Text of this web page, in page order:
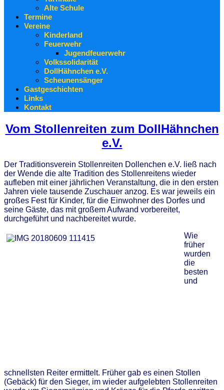
Alte Schule
Termine
Vereine
Kinderland
Feuerwehr
Jugendfeuerwehr
Volkssolidarität
DollHähnchen e.V.
Scheunensänger
Gastgeschichten
Links
Kontakt
Vom Stollenreiten zum DollHähnchen
e.V.
Der Traditionsverein Stollenreiten Dollenchen e.V. ließ nach
der Wende die alte Tradition des Stollenreitens wieder
aufleben mit einer jährlichen Veranstaltung, die in den ersten
Jahren viele tausende Zuschauer anzog. Es war jeweils ein
großes Fest für Kinder, für die Einwohner des Dorfes und
seine Gäste, das mit großem Aufwand vorbereitet,
durchgeführt und nachbereitet wurde.
Wie
früher
wurden
die
besten
und
schnellsten Reiter ermittelt. Früher gab es einen Stollen
(Gebäck) für den Sieger, im wieder aufgelebten Stollenreiten